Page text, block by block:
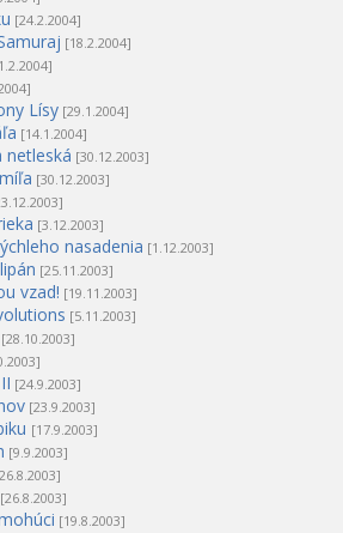
[24.2.2004]
[18.2.2004]
Lísy [29.1.2004]
[14.1.2004]
netleská [30.12.2003]
[30.12.2003]
[3.12.2003]
nasadenia [1.12.2003]
[25.11.2003]
vzad! [19.11.2003]
[5.11.2003]
[28.10.2003]
[24.9.2003]
[23.9.2003]
[17.9.2003]
[9.9.2003]
[26.8.2003]
[19.8.2003]